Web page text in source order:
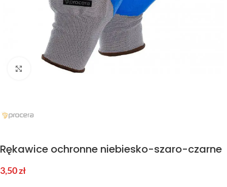
Kliknij aby powiększyć
Rękawice ochronne niebiesko-szaro-czarne
3,50zł